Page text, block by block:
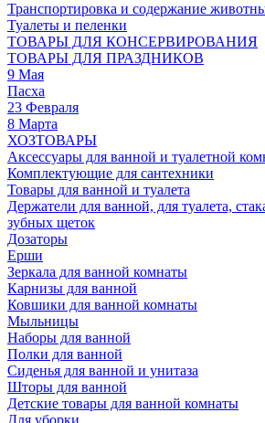
Транспортировка и содержание
Туалеты и пеленки
ТОВАРЫ ДЛЯ КОНСЕРВИРОВАНИЯ
ТОВАРЫ ДЛЯ ПРАЗДНИКОВ
9 Мая
Пасха
23 Февраля
8 Марта
ХОЗТОВАРЫ
Аксессуары для ванной и туалетной
Комплектующие для сантехники
Товары для ванной и туалета
Держатели для ванной, для туалета,
зубных щеток
Дозаторы
Ерши
Зеркала для ванной комнаты
Карнизы для ванной
Ковшики для ванной комнаты
Мыльницы
Наборы для ванной
Полки для ванной
Сиденья для ванной и унитаза
Шторы для ванной
Детские товары для ванной комнаты
Для уборки